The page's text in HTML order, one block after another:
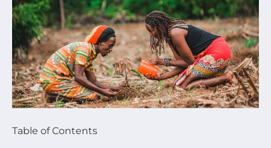
Table of Contents